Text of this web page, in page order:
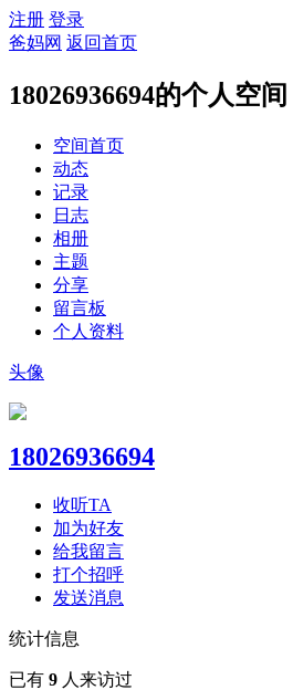
注册 登录
爸妈网 返回首页
18026936694的个人空间
空间首页
动态
记录
日志
相册
主题
分享
留言板
个人资料
头像
18026936694
收听TA
加为好友
给我留言
打个招呼
发送消息
统计信息
已有 9 人来访过